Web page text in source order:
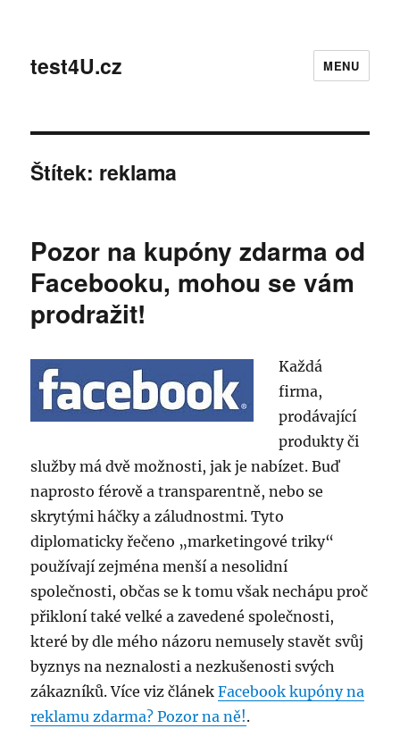
test4U.cz MENU
Štítek: reklama
Pozor na kupóny zdarma od
Facebooku, mohou se vám
prodražit!
Každá
firma,
prodávající
produkty či
služby má dvě možnosti, jak je nabízet. Buď
naprosto férově a transparentně, nebo se
skrytými háčky a záludnostmi. Tyto
diplomaticky řečeno „marketingové triky“
používají zejména menší a nesolidní
společnosti, občas se k tomu však nechápu proč
přikloní také velké a zavedené společnosti,
které by dle mého názoru nemusely stavět svůj
byznys na neznalosti a nezkušenosti svých
zákazníků. Více viz článekFacebook kupóny na
reklamu zdarma? Pozor na ně!.